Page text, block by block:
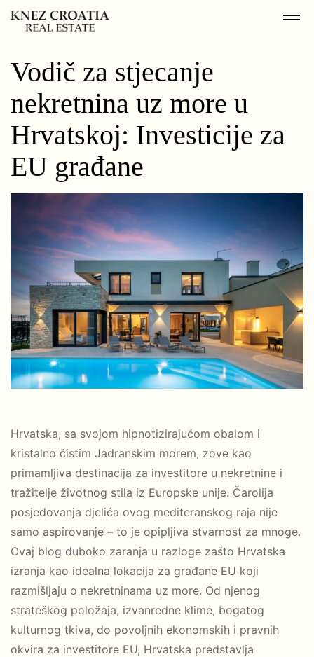
Vodič za stjecanje
nekretnina uz more u
Hrvatskoj: Investicije za
EU građane
Hrvatska, sa svojom hipnotizirajućom obalom i
kristalno čistim Jadranskim morem, zove kao
primamljiva destinacija za investitore u nekretnine i
tražitelje životnog stila iz Europske unije. Čarolija
posjedovanja djelića ovog mediteranskog raja nije
samo aspirovanje – to je opipljiva stvarnost za mnoge.
Ovaj blog duboko zaranja u razloge zašto Hrvatska
izranja kao idealna lokacija za građane EU koji
razmišljaju o nekretninama uz more. Od njenog
strateškog položaja, izvanredne klime, bogatog
kulturnog tkiva, do povoljnih ekonomskih i pravnih
okvira za investitore EU, Hrvatska predstavlja